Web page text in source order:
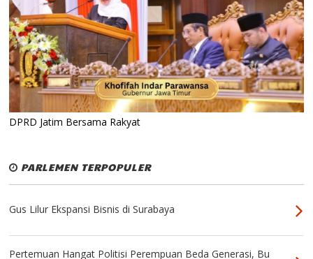
DPRD Jatim Bersama Rakyat
PARLEMEN TERPOPULER
Gus Lilur Ekspansi Bisnis di Surabaya
Pertemuan Hangat Politisi Perempuan Beda Generasi, Bu